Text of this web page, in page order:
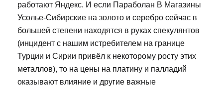
работают Яндекс. И если Параболан В Магазины
Усолье-Сибирские на золото и серебро сейчас в
большей степени находятся в руках спекулянтов
(инцидент с нашим истребителем на границе
Турции и Сирии привёл к некоторому росту этих
металлов), то на цены на платину и палладий
оказывают влияние и другие важные